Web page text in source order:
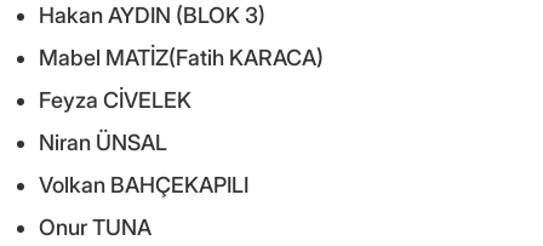
Hakan AYDIN (BLOK 3)
Mabel MATİZ(Fatih KARACA)
Feyza CİVELEK
Niran ÜNSAL
Volkan BAHÇEKAPILI
Onur TUNA